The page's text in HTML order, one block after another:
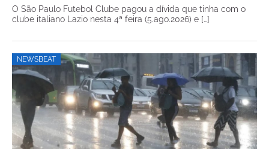
O São Paulo Futebol Clube pagou a dívida que tinha com o
clube italiano Lazio nesta 4ª feira (5.ago.2026) e […]
NEWSBEAT